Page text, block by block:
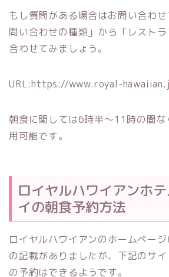
もし質問がある場合はお問い合わ
問い合わせの種類」から「レスト
合わせてみましょう。
URL:https://www.royal-
朝食に関しては6時半〜11時の間な
用可能です。
ロイヤルハワイアンホ
イの朝食予約方法
ロイヤルハワイアンのホームペー
の記載がありましたが、下記のサ
の予約はできるようです。